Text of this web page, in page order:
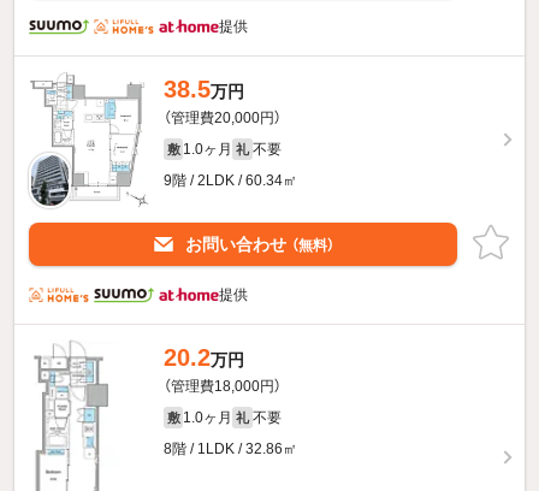
提供
38.5万円
（管理費20,000円）
敷 1.0ヶ月 礼 不要
9階 / 2LDK / 60.34㎡
お問い合わせ （無料）
提供
20.2万円
（管理費18,000円）
敷 1.0ヶ月 礼 不要
8階 / 1LDK / 32.86㎡